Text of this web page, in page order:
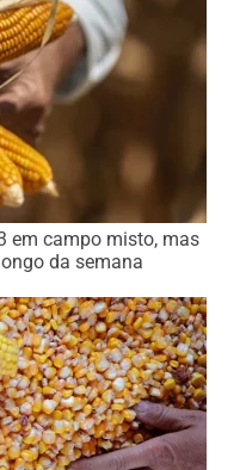
em campo misto, mas
da semana